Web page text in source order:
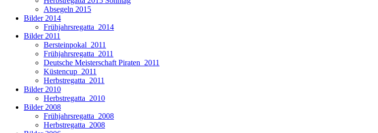
Absegeln 2015
Bilder 2014
Frühjahrsregatta_2014
Bilder 2011
Bersteinpokal_2011
Frühjahrsregatta_2011
Deutsche Meisterschaft Piraten_2011
Küstencup_2011
Herbstregatta_2011
Bilder 2010
Herbstregatta_2010
Bilder 2008
Frühjahrsregatta_2008
Herbstregatta_2008